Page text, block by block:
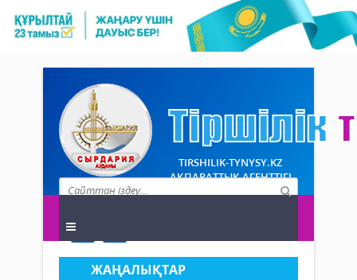
TIRSHILIK-TYNYSY.KZ
АҚПАРАТТЫҚ АГЕНТТІГІ
ЖАҢАЛЫҚТАР